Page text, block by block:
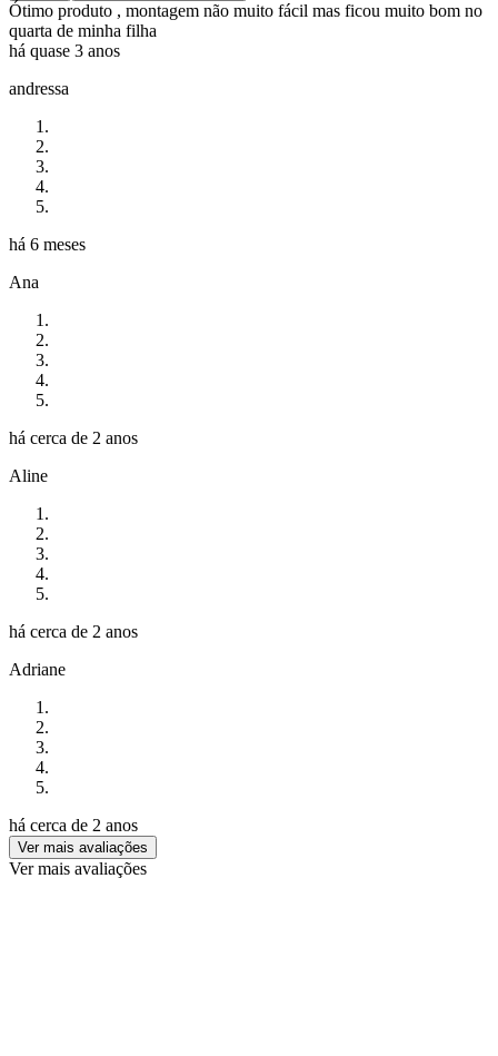
Ótimo produto , montagem não muito fácil mas ficou muito bom no
quarta de minha filha
há quase 3 anos
andressa
há 6 meses
Ana
há cerca de 2 anos
Aline
há cerca de 2 anos
Adriane
há cerca de 2 anos
Ver mais avaliações
Ver mais avaliações